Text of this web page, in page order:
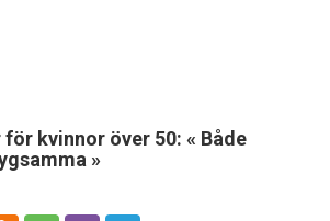
kvinnor över 50: « Både
»